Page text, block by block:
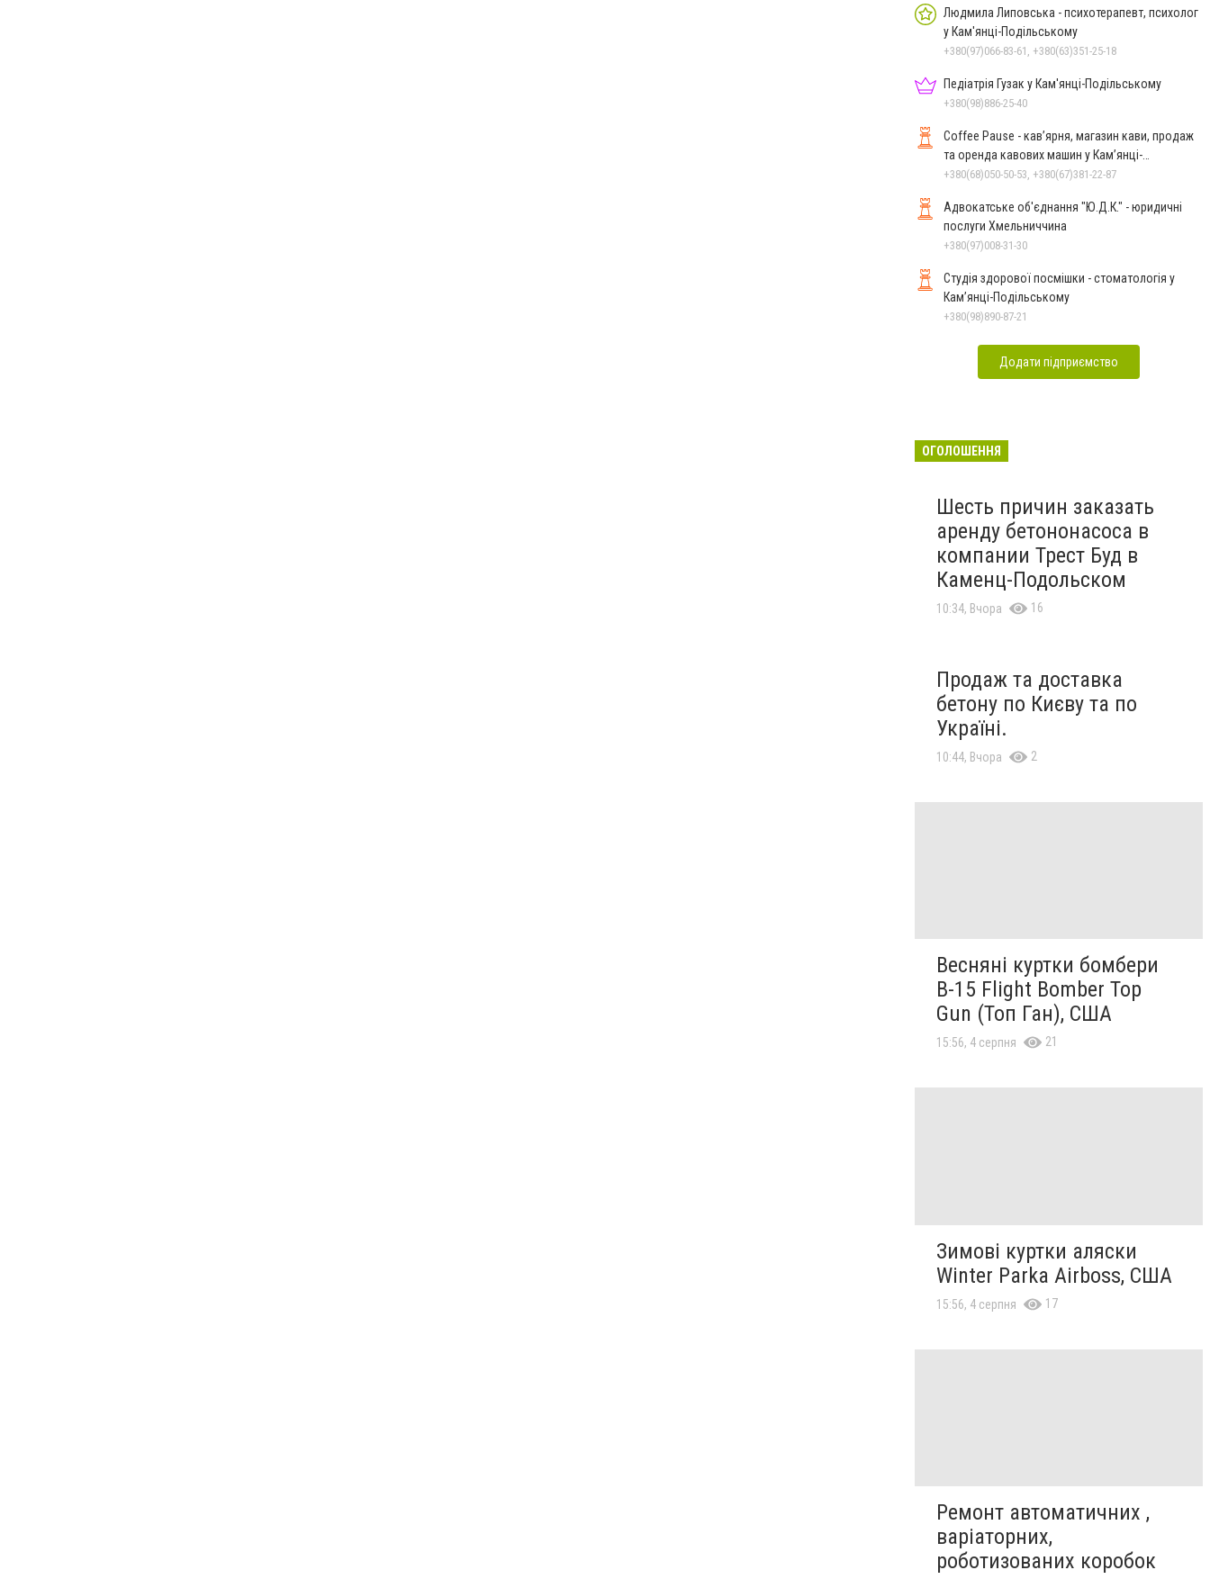
Людмила Липовська - психотерапевт, психолог
у Кам'янці-Подільському
+380(97)066-83-61, +380(63)351-25-18
Педіатрія Гузак у Кам'янці-Подільському
+380(98)886-25-40
Coffee Pause - кав’ярня, магазин кави, продаж
та оренда кавових машин у Кам’янці-
Подільському
+380(68)050-50-53, +380(67)381-22-87
Адвокатське об'єднання "Ю.Д.К." - юридичні
послуги Хмельниччина
+380(97)008-31-30
Студія здорової посмішки - стоматологія у
Кам’янці-Подільському
+380(98)890-87-21
Додати підприємство
ОГОЛОШЕННЯ
Шесть причин заказать
аренду бетононасоса в
компании Трест Буд в
Каменц-Подольском
10:34, Вчора 16
Продаж та доставка
бетону по Києву та по
Україні.
10:44, Вчора 2
Весняні куртки бомбери
B-15 Flight Bomber Top
Gun (Топ Ган), США
15:56, 4 серпня 21
Зимові куртки аляски
Winter Parka Airboss, США
15:56, 4 серпня 17
Ремонт автоматичних ,
варіаторних,
роботизованих коробок